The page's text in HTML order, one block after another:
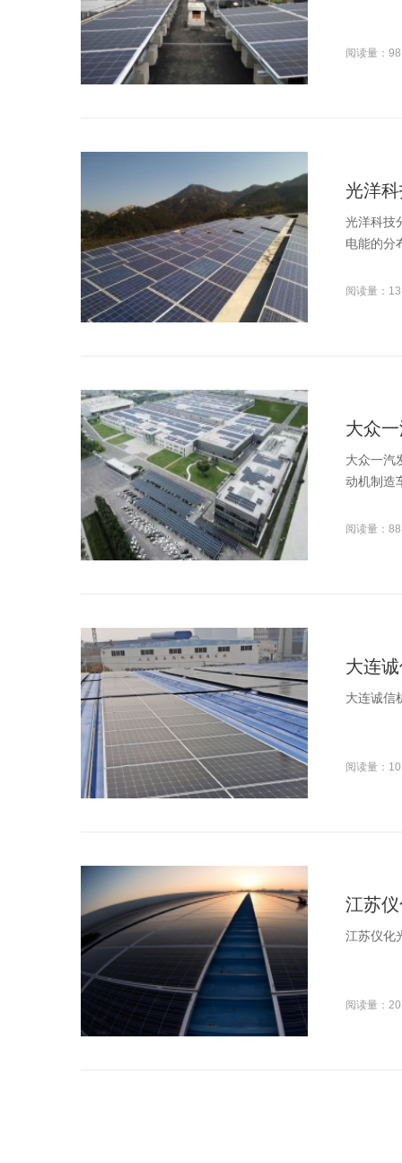
阅读量：98
光洋
光洋科技
电能的分
阅读量：
大众
大众一汽
动机制造
阅读量：88
大连
大连诚信
阅读量：
江苏
江苏仪化
阅读量：